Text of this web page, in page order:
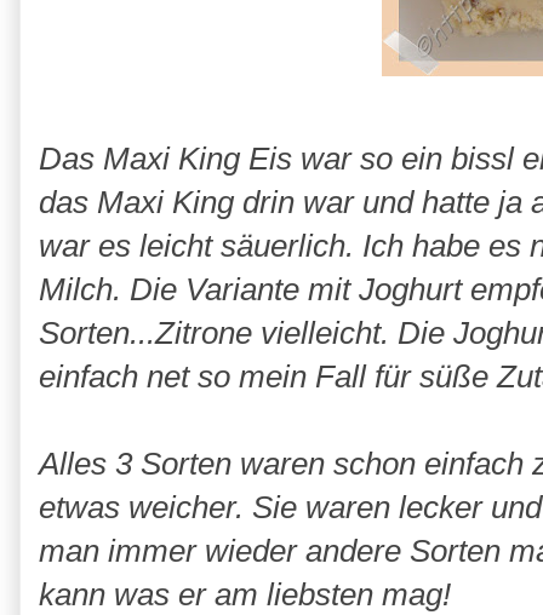
Das Maxi King Eis war so ein bissl
das Maxi King drin war und hatte ja
war es leicht säuerlich. Ich habe es
Milch. Die Variante mit Joghurt
Sorten...Zitrone vielleicht. Die
einfach net so mein Fall für süße
Alles 3 Sorten waren schon einfach
etwas weicher. Sie waren lecker
man immer wieder andere Sorten
kann was er am liebsten mag!